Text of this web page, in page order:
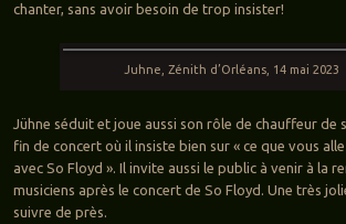
chanter, sans avoir besoin de trop insister!
Juhne, Zénith d’Orléans, 14 mai 2023
Jühne séduit et joue aussi son rôle de chauffeur de
fin de concert où il insiste bien sur « ce que vous
avec So Floyd ». Il invite aussi le public à venir à la
musiciens après le concert de So Floyd. Une très
suivre de près.